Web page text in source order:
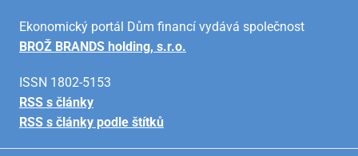
Ekonomický portál Dům financí vydává společnost
BROŽ BRANDS holding, s.r.o.
ISSN 1802-5153
RSS s články
RSS s články podle štítků